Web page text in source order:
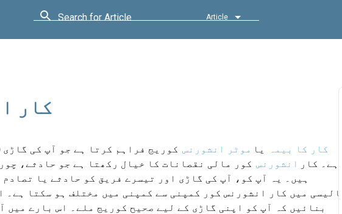
Search for Article Article
کار
کار کا بیمہ یا موٹر انشورنس کوریج فراہم کرتا ہے جو آپ کی
ہے۔ کار
انشورنس کور مالی نقصانات کا خیال رکھتا ہے جو حادثے،
ہیں۔ یہ آپ کو، آپ کی گاڑی اور تیسرے فریق کو حادثے یا
پالیسی میں کار انشورنس کور کمپنی سے کمپنی میں مختلف ہو سکتا
بنائیں کہ آپ کو اپنی گاڑی کے لیے صحیح کوریج ملے۔ اس بارے